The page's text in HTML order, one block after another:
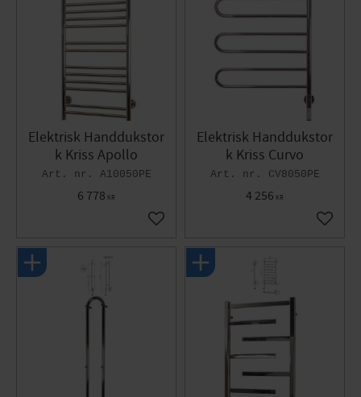
Elektrisk Handdukstor
k Kriss Apollo
A10050PE
6 778 KR
Add to favorites
Elektrisk Handdukstor
k Kriss Curvo
CV8050PE
4 256 KR
Add